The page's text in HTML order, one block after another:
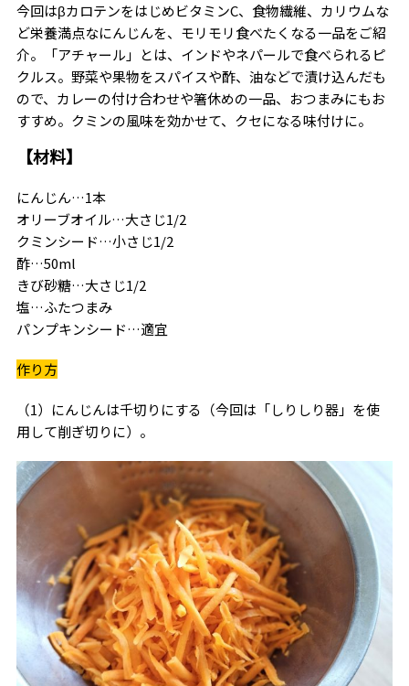
今回はβカロテンをはじめビタミンC、食物繊維、カリウムな
ど栄養満点なにんじんを、モリモリ食べたくなる一品をご紹
介。「アチャール」とは、インドやネパールで食べられるピ
クルス。野菜や果物をスパイスや酢、油などで漬け込んだも
ので、カレーの付け合わせや箸休めの一品、おつまみにもお
すすめ。クミンの風味を効かせて、クセになる味付けに。
【材料】
にんじん…1本
オリーブオイル…大さじ1/2
クミンシード…小さじ1/2
酢…50ml
きび砂糖…大さじ1/2
塩…ふたつまみ
パンプキンシード…適宜
作り方
（1）にんじんは千切りにする（今回は「しりしり器」を使
用して削ぎ切りに）。